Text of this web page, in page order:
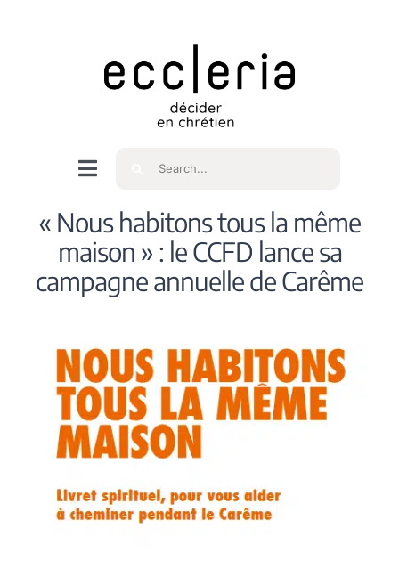
Navigation
bascule
Accueil
Qui sommes nous ?
Spiritualité
Membres
L’actu
Rechercher
« Nous habitons tous la même
maison » : le CCFD lance sa
campagne annuelle de Carême